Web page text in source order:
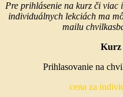
Pre prihlásenie na kurz či viac
individuálnych lekciách ma
mailu
Kurz
Prihlasovanie na
cena za